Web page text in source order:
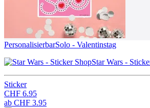
PersonalisierbarSolo - Valentinstag
Star Wars -
Sticker
CHF 6.95
ab CHF 3.95